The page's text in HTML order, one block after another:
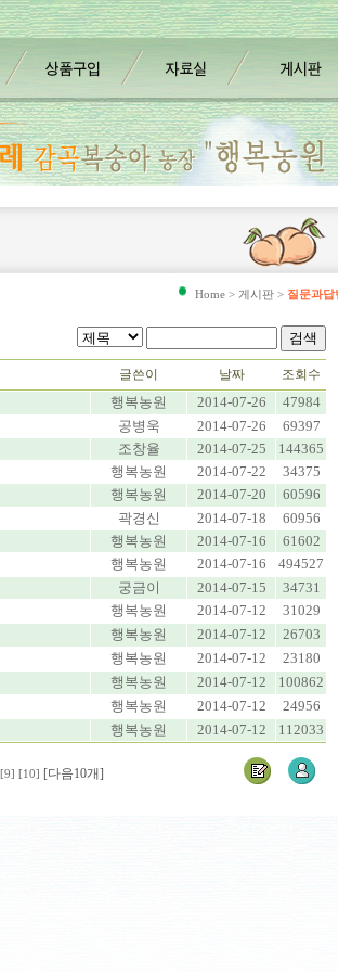
Home > 게시판 > 질문과답
글쓴이 날짜 조회수
행복농원 2014-07-26
47984
공병욱 2014-07-26
69397
조창율 2014-07-25
144365
행복농원 2014-07-22
34375
행복농원 2014-07-20
60596
곽경신 2014-07-18
60956
행복농원 2014-07-16
61602
행복농원 2014-07-16
494527
궁금이 2014-07-15
34731
행복농원 2014-07-12
31029
행복농원 2014-07-12
26703
행복농원 2014-07-12
23180
행복농원 2014-07-12
100862
행복농원 2014-07-12
24956
행복농원 2014-07-12 112033
[9] [10] [다음10개]